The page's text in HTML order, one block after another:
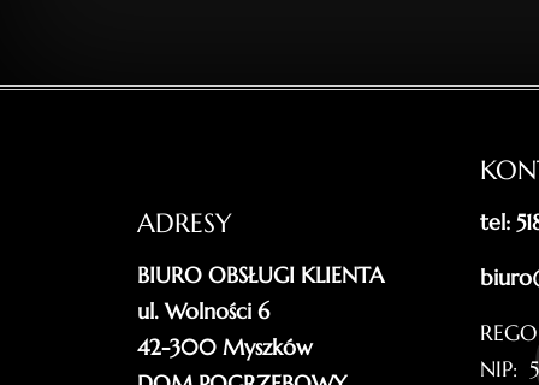
ADRESY
BIURO OBSŁUGI KLIENTA
ul. Wolności 6
42-300 Myszków
tel:
NIP: